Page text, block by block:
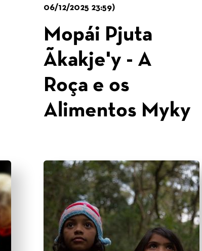
06/12/2025 23:59)
Mopái Pjuta
Ãkakje'y - A
Roça e os
Alimentos Myky